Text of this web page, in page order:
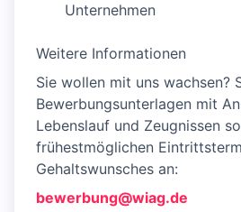
Unternehmen
Weitere Informationen
Sie wollen mit uns wachsen?
Bewerbungsunterlagen mit
Lebenslauf und Zeugnissen
frühestmöglichen
Gehaltswunsches an:
bewerbung@wiag.de